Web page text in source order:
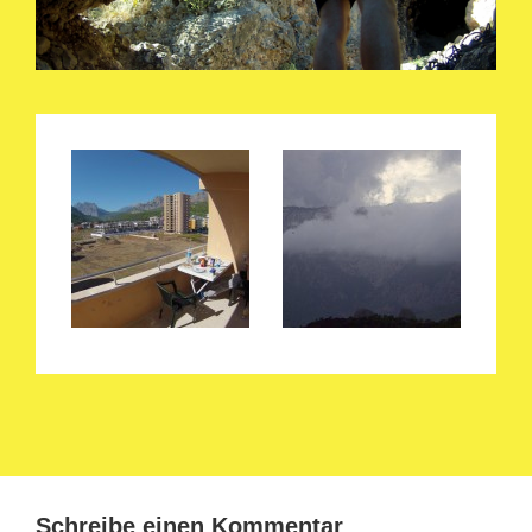
Schreibe einen Kommentar